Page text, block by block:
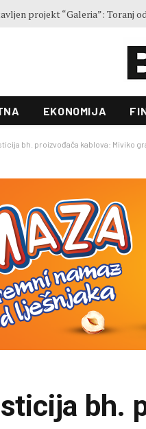
pripreme pred otvaranje 53.
EKONOMIJA
bh. proizvođača kablova: Miviko
bh.